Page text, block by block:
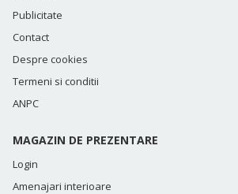
Publicitate
Contact
Despre cookies
Termeni si conditii
ANPC
MAGAZIN DE PREZENTARE
Login
Amenajari interioare